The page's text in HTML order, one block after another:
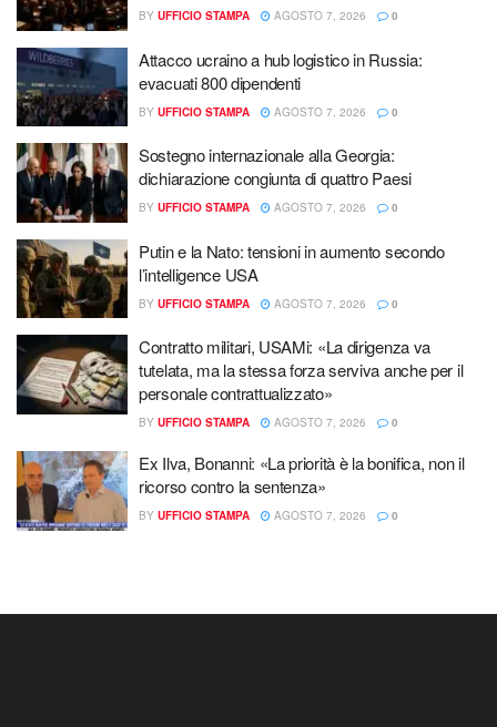
BY UFFICIO STAMPA AGOSTO 7, 2026 0
Attacco ucraino a hub logistico in Russia:
evacuati 800 dipendenti
BY UFFICIO STAMPA AGOSTO 7, 2026 0
Sostegno internazionale alla Georgia:
dichiarazione congiunta di quattro Paesi
BY UFFICIO STAMPA AGOSTO 7, 2026 0
Putin e la Nato: tensioni in aumento secondo
l’intelligence USA
BY UFFICIO STAMPA AGOSTO 7, 2026 0
Contratto militari, USAMi: «La dirigenza va
tutelata, ma la stessa forza serviva anche per il
personale contrattualizzato»
BY UFFICIO STAMPA AGOSTO 7, 2026 0
Ex Ilva, Bonanni: «La priorità è la bonifica, non il
ricorso contro la sentenza»
BY UFFICIO STAMPA AGOSTO 7, 2026 0